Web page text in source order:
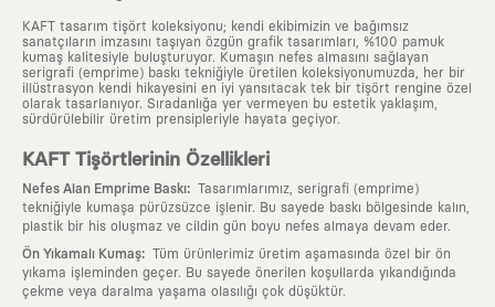
KAFT tasarım tişört koleksiyonu; kendi ekibimizin ve bağımsız
sanatçıların imzasını taşıyan özgün grafik tasarımları, %100 pamuk
kumaş kalitesiyle buluşturuyor. Kumaşın nefes almasını sağlayan
serigrafi (emprime) baskı tekniğiyle üretilen koleksiyonumuzda, her bir
illüstrasyon kendi hikayesini en iyi yansıtacak tek bir tişört rengine özel
olarak tasarlanıyor. Sıradanlığa yer vermeyen bu estetik yaklaşım,
sürdürülebilir üretim prensipleriyle hayata geçiyor.
KAFT Tişörtlerinin Özellikleri
Nefes Alan Emprime Baskı: Tasarımlarımız, serigrafi (emprime)
tekniğiyle kumaşa pürüzsüzce işlenir. Bu sayede baskı bölgesinde kalın,
plastik bir his oluşmaz ve cildin gün boyu nefes almaya devam eder.
Ön Yıkamalı Kumaş: Tüm ürünlerimiz üretim aşamasında özel bir ön
yıkama işleminden geçer. Bu sayede önerilen koşullarda yıkandığında
çekme veya daralma yaşama olasılığı çok düşüktür.